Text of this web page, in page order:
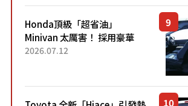
Honda頂級「超省油」
Minivan 太厲害！ 採用豪華
「真皮座椅」與專屬「黑色內
「三...
2026.07.12